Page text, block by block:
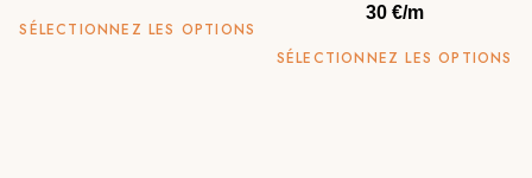
SÉLECTIONNEZ LES OPTIONS
30 €/m
SÉLECTIONNEZ LES OPTIONS